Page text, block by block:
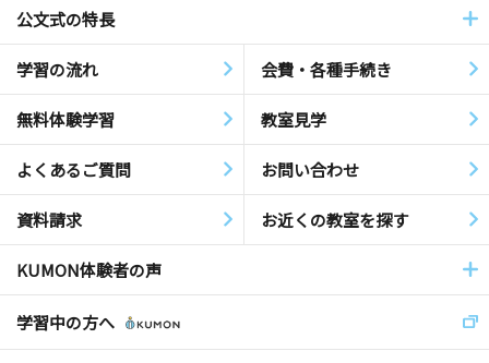
公文式の特長
学習の流れ 会費・各種手続き
無料体験学習 教室見学
よくあるご質問 お問い合わせ
資料請求 お近くの教室を探す
KUMON体験者の声
学習中の方へ